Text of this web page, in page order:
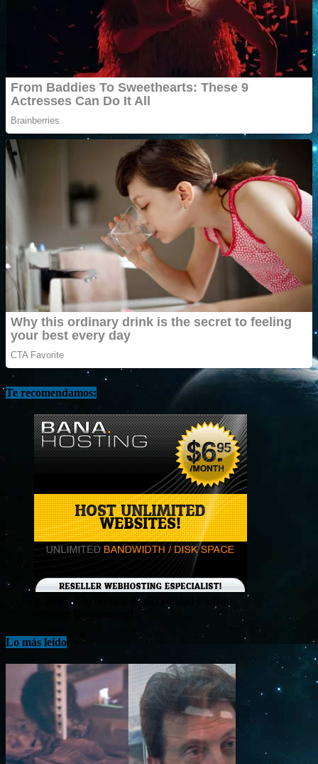
Te recomendamos:
¡Consigue tu hosting de alta calidad y a bajo
Lo más leído